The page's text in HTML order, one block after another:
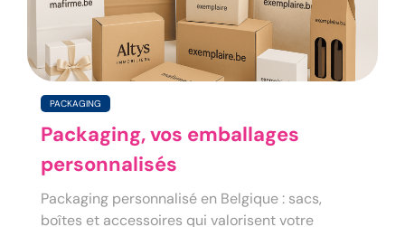
PACKAGING
Packaging, vos emballages
personnalisés
Packaging personnalisé en Belgique : sacs,
boîtes et accessoires qui valorisent votre